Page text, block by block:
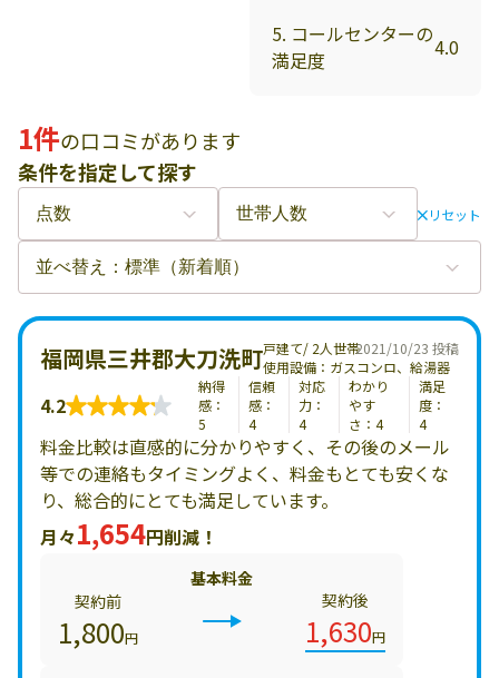
5. コールセンターの
満足度
4.0
1件の口コミがあります
条件を指定して探す
リセット
2021/10/23 投稿
福岡県三井郡大刀洗町戸建て/ 2人世帯
使用設備：ガスコンロ、給湯器
4.2
納得
感：
5
信頼
感：
4
対応
力：
4
わかり
やす
さ：4
満足
度：
4
料金比較は直感的に分かりやすく、その後のメール
等での連絡もタイミングよく、料金もとても安くな
り、総合的にとても満足しています。
月々1,654円削減！
基本料金
契約前
1,800円
契約後
1,630円